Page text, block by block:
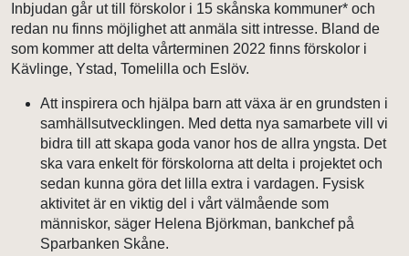
Inbjudan går ut till förskolor i 15 skånska kommuner* och
redan nu finns möjlighet att anmäla sitt intresse. Bland de
som kommer att delta vårterminen 2022 finns förskolor i
Kävlinge, Ystad, Tomelilla och Eslöv.
Att inspirera och hjälpa barn att växa är en grundsten i
samhällsutvecklingen. Med detta nya samarbete vill vi
bidra till att skapa goda vanor hos de allra yngsta. Det
ska vara enkelt för förskolorna att delta i projektet och
sedan kunna göra det lilla extra i vardagen. Fysisk
aktivitet är en viktig del i vårt välmående som
människor, säger Helena Björkman, bankchef på
Sparbanken Skåne.